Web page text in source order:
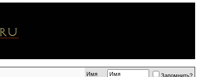
Имя
Запомнить?